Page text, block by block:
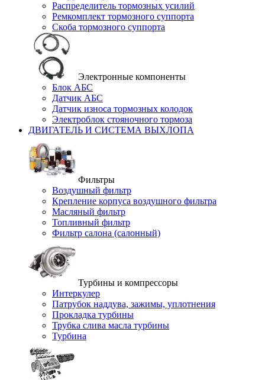
Распределитель тормозных усилий
Ремкомплект тормозного суппорта
Скоба тормозного суппорта
Электронные компоненты
Блок АБС
Датчик АБС
Датчик износа тормозных колодок
Электроблок стояночного тормоза
ДВИГАТЕЛЬ И СИСТЕМА ВЫХЛОПА
Фильтры
Воздушный фильтр
Крепление корпуса воздушного фильтра
Масляный фильтр
Топливный фильтр
Фильтр салона (салонный)
Турбины и компрессоры
Интеркулер
Патрубок наддува, зажимы, уплотнения
Прокладка турбины
Трубка слива масла турбины
Турбина